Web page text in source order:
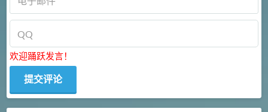
欢迎踊跃发言！